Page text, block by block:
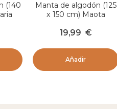
(140
Manta de algodón (125
x 150 cm) Maota
19,99 €
Añadir